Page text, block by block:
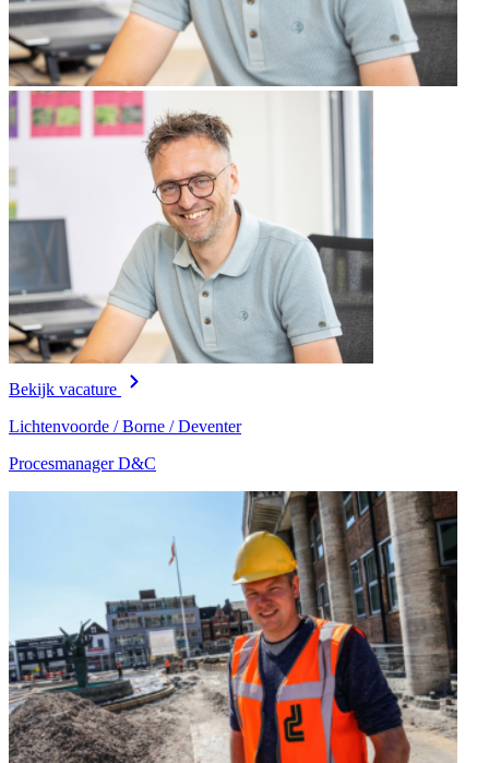
Bekijk vacature
Lichtenvoorde / Borne / Deventer
Procesmanager D&C